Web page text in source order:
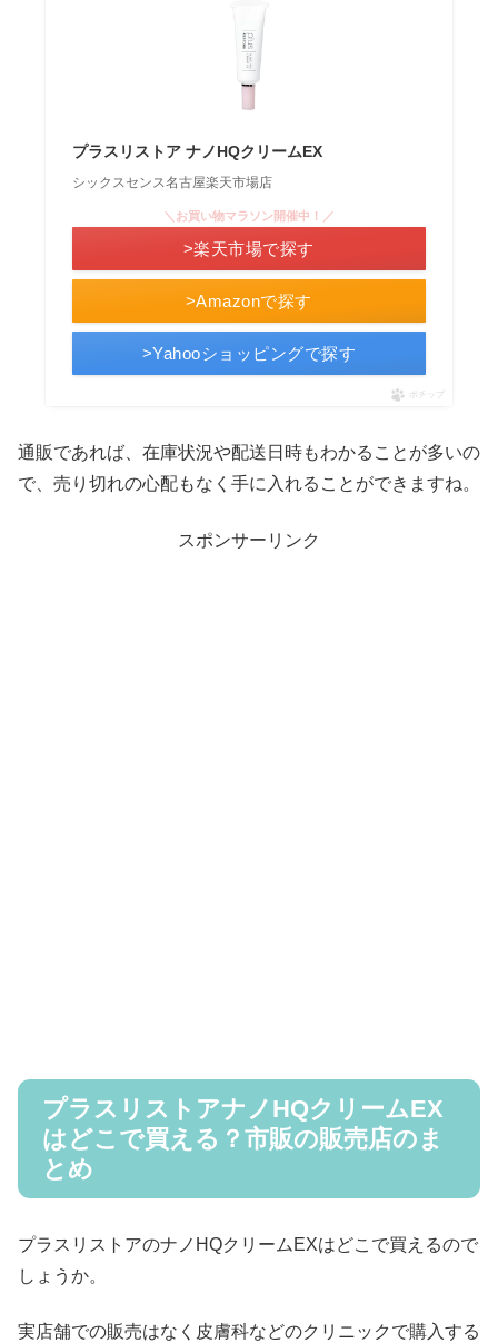
プラスリストア ナノHQクリームEX
シックスセンス名古屋楽天市場店
>Amazonで探す
＼お買い物マラソン開催中！／
>楽天市場で探す
>Yahooショッピングで探す
ポチップ
通販であれば、在庫状況や配送日時もわかることが多いの
で、売り切れの心配もなく手に入れることができますね。
スポンサーリンク
プラスリストアナノHQクリームEX
はどこで買える？市販の販売店のま
とめ
プラスリストアのナノHQクリームEXはどこで買えるので
しょうか。
実店舗での販売はなく皮膚科などのクリニックで購入する